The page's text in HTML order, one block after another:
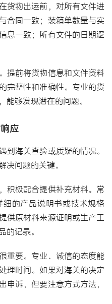
货物出运前，对所有文件进
合同一致；装箱单数量与实
息一致；所有文件的日期逻
提前将货物信息和文件资料
完整性和准确性。专业的货
能够发现潜在的问题。
应
到海关查验或质疑的情况。
决问题的关键。
积极配合提供补充材料。常
的产品说明书或技术规格
供原材料来源证明或生产工
的记录。
重要。专业、诚信的态度能
理时间。如果对海关的决定
申诉，但要注意方式方法，